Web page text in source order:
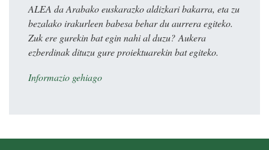
ALEA da Arabako euskarazko aldizkari bakarra, eta zu
bezalako irakurleen babesa behar du aurrera egiteko.
Zuk ere gurekin bat egin nahi al duzu? Aukera
ezberdinak dituzu gure proiektuarekin bat egiteko.
Informazio gehiago